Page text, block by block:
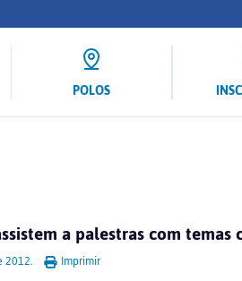
POLOS
a palestras com
2012. Imprimir